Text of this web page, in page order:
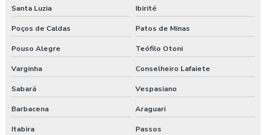
Exame aso preço
Exame aso valor
Exame demissional preço
Exame demissional valor
Exame médico admissional guarapuava
Santa Luzia Ibirité
Poços de Caldas Patos de Minas
Pouso Alegre Teófilo Otoni
Varginha Conselheiro Lafaiete
Sabará Vespasiano
Barbacena Araguari
Itabira Passos